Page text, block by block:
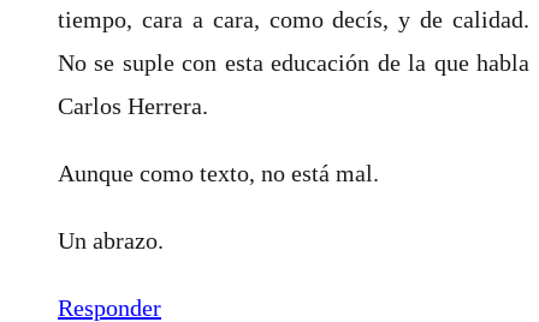
tiempo, cara a cara, como decís, y de calidad.
No se suple con esta educación de la que habla
Carlos Herrera.
Aunque como texto, no está mal.
Un abrazo.
Responder